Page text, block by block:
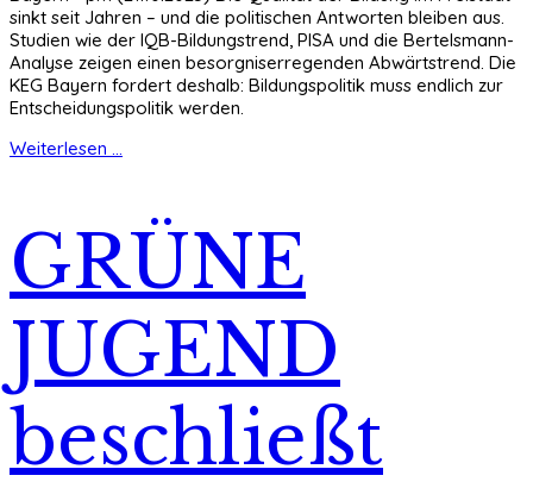
sinkt seit Jahren – und die politischen Antworten bleiben aus.
Studien wie der IQB-Bildungstrend, PISA und die Bertelsmann-
Analyse zeigen einen besorgniserregenden Abwärtstrend. Die
KEG Bayern fordert deshalb: Bildungspolitik muss endlich zur
Entscheidungspolitik werden.
Weiterlesen ...
GRÜNE
JUGEND
beschließt